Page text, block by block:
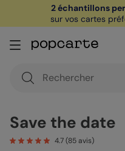
offerte avec le code
2 échantillons
sur vos cartes
Save the date
4.7(85avis)